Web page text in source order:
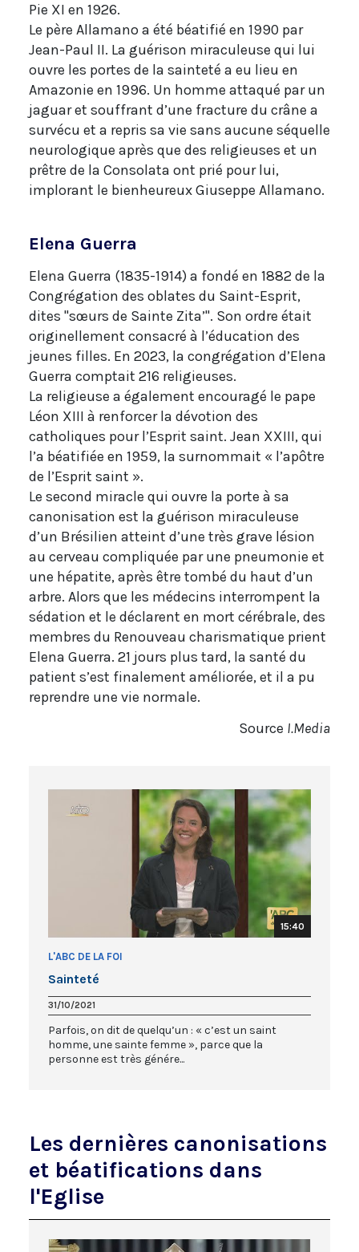
Pie XI en 1926.
Le père Allamano a été béatifié en 1990 par
Jean-Paul II. La guérison miraculeuse qui lui
ouvre les portes de la sainteté a eu lieu en
Amazonie en 1996. Un homme attaqué par un
jaguar et souffrant d’une fracture du crâne a
survécu et a repris sa vie sans aucune séquelle
neurologique après que des religieuses et un
prêtre de la Consolata ont prié pour lui,
implorant le bienheureux Giuseppe Allamano.
Elena Guerra
Elena Guerra (1835-1914) a fondé en 1882 de la
Congrégation des oblates du Saint-Esprit,
dites "sœurs de Sainte Zita’". Son ordre était
originellement consacré à l’éducation des
jeunes filles. En 2023, la congrégation d’Elena
Guerra comptait 216 religieuses.
La religieuse a également encouragé le pape
Léon XIII à renforcer la dévotion des
catholiques pour l’Esprit saint. Jean XXIII, qui
l’a béatifiée en 1959, la surnommait « l’apôtre
de l’Esprit saint ».
Le second miracle qui ouvre la porte à sa
canonisation est la guérison miraculeuse
d’un Brésilien atteint d’une très grave lésion
au cerveau compliquée par une pneumonie et
une hépatite, après être tombé du haut d’un
arbre. Alors que les médecins interrompent la
sédation et le déclarent en mort cérébrale, des
membres du Renouveau charismatique prient
Elena Guerra. 21 jours plus tard, la santé du
patient s’est finalement améliorée, et il a pu
reprendre une vie normale.
Source I.Media
15:40
L'ABC DE LA FOI
Sainteté
31/10/2021
Parfois, on dit de quelqu’un : « c’est un saint
homme, une sainte femme », parce que la
personne est très génére...
Les dernières canonisations
et béatifications dans
l'Eglise